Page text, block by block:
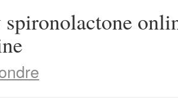
spironolactone